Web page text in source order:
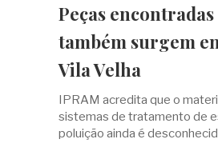
Peças
também surgem
Vila Velha
IPRAM acredita que o
sistemas de tratamento de
poluição ainda é